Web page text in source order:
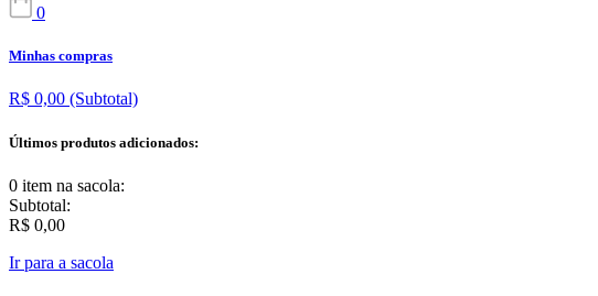
0
Minhas compras
R$ 0,00 (Subtotal)
Últimos produtos adicionados:
0 item na sacola:
Subtotal:
R$ 0,00
Ir para a sacola